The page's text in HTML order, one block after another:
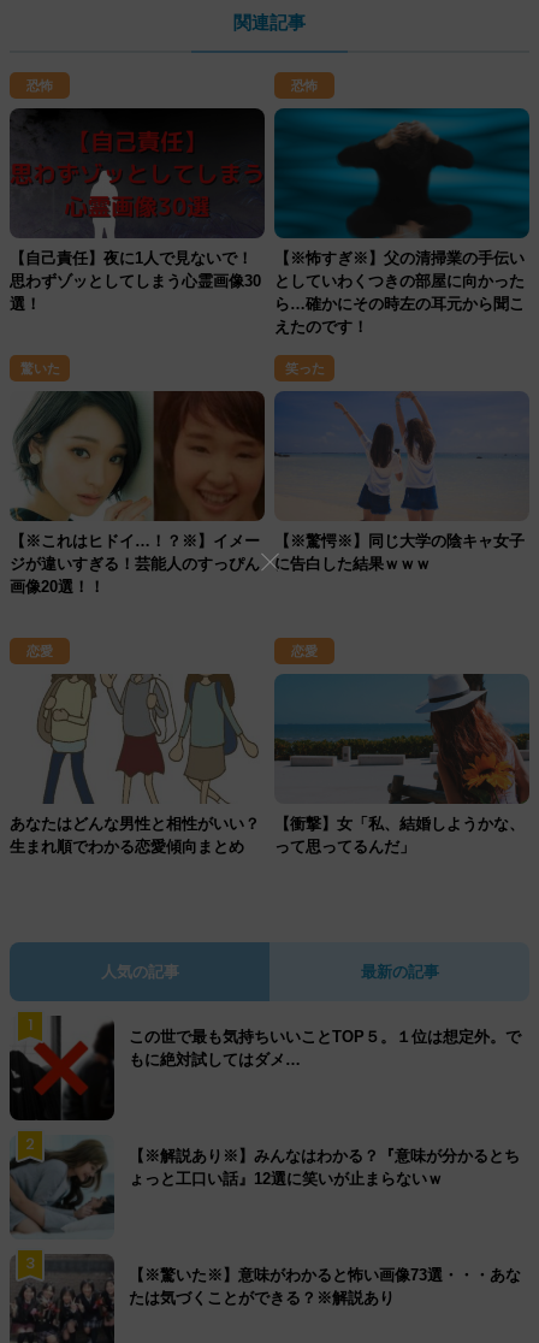
関連記事
恐怖
【自己責任】夜に1人で見ないで！
思わずゾッとしてしまう心霊画像30
選！
恐怖
【※怖すぎ※】父の清掃業の手伝い
としていわくつきの部屋に向かった
ら…確かにその時左の耳元から聞こ
えたのです！
驚いた
【※これはヒドイ…！？※】イメー
ジが違いすぎる！芸能人のすっぴん
画像20選！！
笑った
【※驚愕※】同じ大学の陰キャ女子
に告白した結果ｗｗｗ
恋愛
あなたはどんな男性と相性がいい？
生まれ順でわかる恋愛傾向まとめ
恋愛
【衝撃】女「私、結婚しようかな、
って思ってるんだ」
人気の記事 最新の記事
1
この世で最も気持ちいいことTOP５。１位は想定外。で
もに絶対試してはダメ…
2
【※解説あり※】みんなはわかる？『意味が分かるとち
ょっと工口い話』12選に笑いが止まらないｗ
3
【※驚いた※】意味がわかると怖い画像73選・・・あな
たは気づくことができる？※解説あり